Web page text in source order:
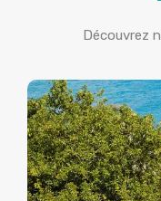
Découvrez